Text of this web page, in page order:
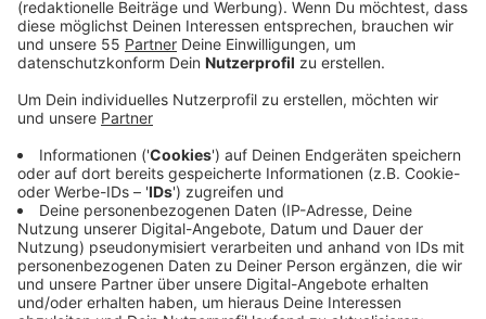
Anzeige
Am Montag (17.06.) wird über ein entsprechendes
Förderprogramm im Umwelt- und Klimaausschuss
gesprochen. Ziel der Förderung sei es, die Mobilität in
der Stadt auszubauen und den Ausbau erneuerbarer
Energien voranzutreiben. Mit dem Lastenrad
unterwegs sein, neu isolierte Fenster oder auch
Wärmepumpen - Möglichkeiten gibt es viele, um zu
Hause etwas für den Klimaschutz zu tun. Die
Zuschüsse fallen aber unterschiedlich aus. Mit 50 bis